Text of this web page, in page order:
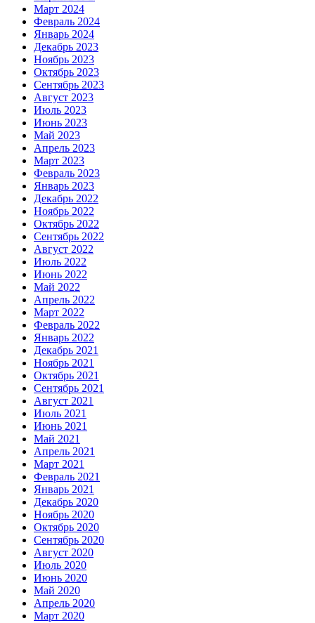
Март 2024
Февраль 2024
Январь 2024
Декабрь 2023
Ноябрь 2023
Октябрь 2023
Сентябрь 2023
Август 2023
Июль 2023
Июнь 2023
Май 2023
Апрель 2023
Март 2023
Февраль 2023
Январь 2023
Декабрь 2022
Ноябрь 2022
Октябрь 2022
Сентябрь 2022
Август 2022
Июль 2022
Июнь 2022
Май 2022
Апрель 2022
Март 2022
Февраль 2022
Январь 2022
Декабрь 2021
Ноябрь 2021
Октябрь 2021
Сентябрь 2021
Август 2021
Июль 2021
Июнь 2021
Май 2021
Апрель 2021
Март 2021
Февраль 2021
Январь 2021
Декабрь 2020
Ноябрь 2020
Октябрь 2020
Сентябрь 2020
Август 2020
Июль 2020
Июнь 2020
Май 2020
Апрель 2020
Март 2020